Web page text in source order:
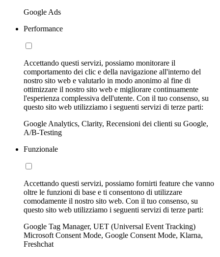
Google Ads
Performance
Accettando questi servizi, possiamo monitorare il
comportamento dei clic e della navigazione all'interno del
nostro sito web e valutarlo in modo anonimo al fine di
ottimizzare il nostro sito web e migliorare continuamente
l'esperienza complessiva dell'utente. Con il tuo consenso, su
questo sito web utilizziamo i seguenti servizi di terze parti:
Google Analytics, Clarity, Recensioni dei clienti su Google,
A/B-Testing
Funzionale
Accettando questi servizi, possiamo fornirti feature che vanno
oltre le funzioni di base e ti consentono di utilizzare
comodamente il nostro sito web. Con il tuo consenso, su
questo sito web utilizziamo i seguenti servizi di terze parti:
Google Tag Manager, UET (Universal Event Tracking)
Microsoft Consent Mode, Google Consent Mode, Klarna,
Freshchat